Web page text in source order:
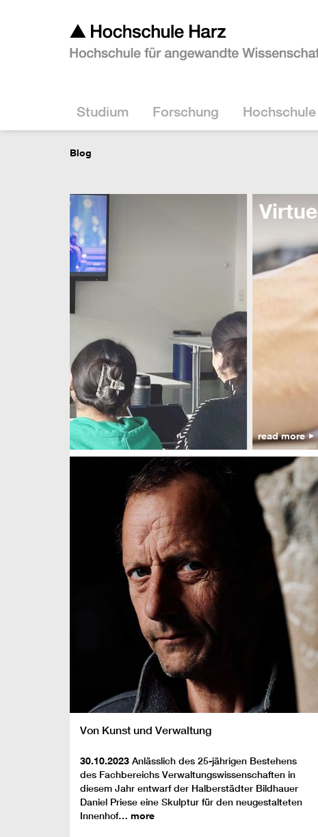
Studium Forschung Hochschule
Blog
Virtuelle
read more
Von Kunst und Verwaltung
30.10.2023 Anlässlich des 25-jährigen Bestehens
des Fachbereichs Verwaltungswissenschaften in
diesem Jahr entwarf der Halberstädter Bildhauer
Daniel Priese eine Skulptur für den neugestalteten
Innenhof… more